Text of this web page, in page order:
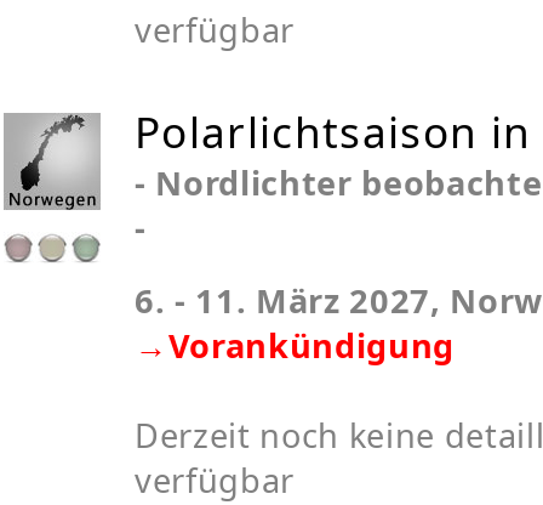
verfügbar
Polarlichtsaison
- Nordlichter
-
6. - 11. März 2027,
→Vorankündigung
Derzeit noch keine
verfügbar